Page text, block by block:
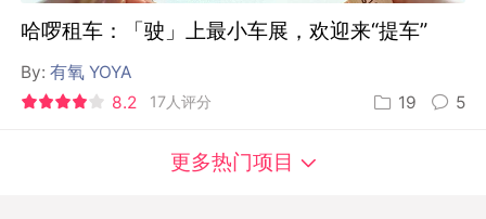
哈啰租车：「驶」上最小车展，欢迎来“提车”
By:有氧 YOYA
8.2
17人评分 19 5
更多热门项目